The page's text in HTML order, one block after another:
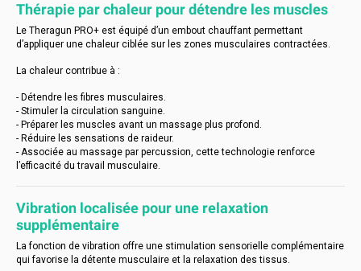
Thérapie par chaleur pour détendre les muscles
Le Theragun PRO+ est équipé d’un embout chauffant permettant
d’appliquer une chaleur ciblée sur les zones musculaires contractées.
La chaleur contribue à :
- Détendre les fibres musculaires.
- Stimuler la circulation sanguine.
- Préparer les muscles avant un massage plus profond.
- Réduire les sensations de raideur.
- Associée au massage par percussion, cette technologie renforce
l’efficacité du travail musculaire.
Vibration localisée pour une relaxation
supplémentaire
La fonction de vibration offre une stimulation sensorielle complémentaire
qui favorise la détente musculaire et la relaxation des tissus.